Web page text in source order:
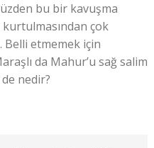
bu bir kavuşma
çok
Belli etmemek için
da Mahur’u sağ salim
nedir?